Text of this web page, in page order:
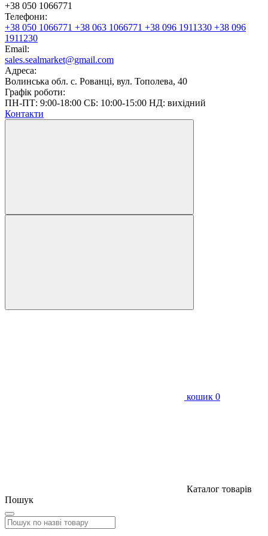
+38 050 1066771
Телефони:
+38 050 1066771 +38 063 1066771 +38 096 1911330 +38 096
1911230
Email:
sales.sealmarket@gmail.com
Адреса:
Волинська обл. с. Рованці, вул. Тополева, 40
Графік роботи:
ПН-ПТ: 9:00-18:00 СБ: 10:00-15:00 НД: вихідний
Контакти
кошик 0
Каталог товарів
Пошук